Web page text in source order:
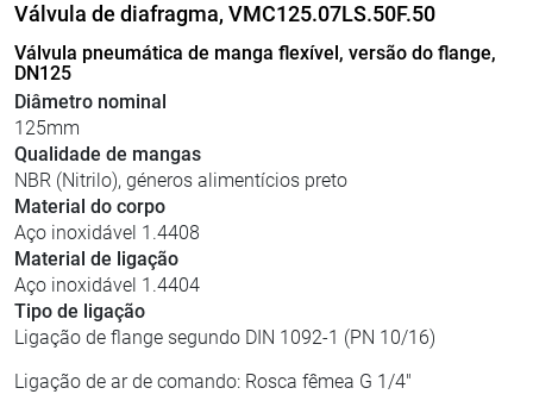
Válvula de diafragma, VMC125.07LS.50F.50
Válvula pneumática de manga flexível, versão do flange,
DN125
Diâmetro nominal
125mm
Qualidade de mangas
NBR (Nitrilo), géneros alimentícios preto
Material do corpo
Aço inoxidável 1.4408
Material de ligação
Aço inoxidável 1.4404
Tipo de ligação
Ligação de flange segundo DIN 1092-1 (PN 10/16)
Ligação de ar de comando: Rosca fêmea G 1/4"